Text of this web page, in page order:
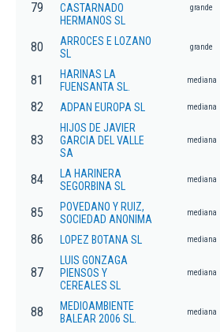
79
CASTARNADO
HERMANOS SL
grande
80
ARROCES E LOZANO
SL
grande
81
HARINAS LA
FUENSANTA SL.
mediana
82 ADPAN EUROPA SL mediana
83
HIJOS DE JAVIER
GARCIA DEL VALLE
SA
mediana
84
LA HARINERA
SEGORBINA SL
mediana
85
POVEDANO Y RUIZ,
SOCIEDAD ANONIMA
mediana
86 LOPEZ BOTANA SL mediana
87
LUIS GONZAGA
PIENSOS Y
CEREALES SL
mediana
88
MEDIOAMBIENTE
BALEAR 2006 SL.
mediana